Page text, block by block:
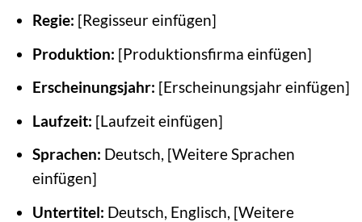
Regie: [Regisseur einfügen]
Produktion: [Produktionsfirma einfügen]
Erscheinungsjahr: [Erscheinungsjahr einfügen]
Laufzeit: [Laufzeit einfügen]
Sprachen: Deutsch, [Weitere Sprachen
einfügen]
Untertitel: Deutsch, Englisch, [Weitere